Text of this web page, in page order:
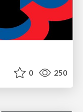
0 250